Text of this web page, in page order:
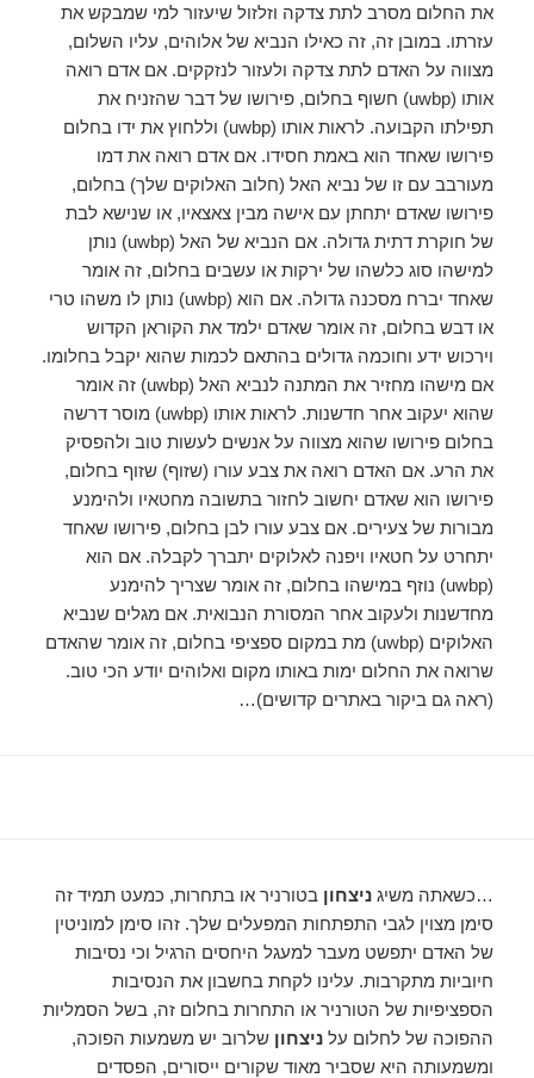
את החלום מסרב לתת צדקה וזלזול שיעזור למי שמבקש את
עזרתו. במובן זה, זה כאילו הנביא של אלוהים, עליו השלום,
מצווה על האדם לתת צדקה ולעזור לנזקקים. אם אדם רואה
אותו (uwbp) חשוף בחלום, פירושו של דבר שהזניח את
תפילתו הקבועה. לראות אותו (uwbp) וללחוץ את ידו בחלום
פירושו שאחד הוא באמת חסידו. אם אדם רואה את דמו
מעורבב עם זו של נביא האל (חלוב האלוקים שלך) בחלום,
פירושו שאדם יתחתן עם אישה מבין צאצאיו, או שנישא לבת
של חוקרת דתית גדולה. אם הנביא של האל (uwbp) נותן
למישהו סוג כלשהו של ירקות או עשבים בחלום, זה אומר
שאחד יברח מסכנה גדולה. אם הוא (uwbp) נותן לו משהו טרי
או דבש בחלום, זה אומר שאדם ילמד את הקוראן הקדוש
וירכוש ידע וחוכמה גדולים בהתאם לכמות שהוא יקבל בחלומו.
אם מישהו מחזיר את המתנה לנביא האל (uwbp) זה אומר
שהוא יעקוב אחר חדשנות. לראות אותו (uwbp) מוסר דרשה
בחלום פירושו שהוא מצווה על אנשים לעשות טוב ולהפסיק
את הרע. אם האדם רואה את צבע עורו (שזוף) שזוף בחלום,
פירושו הוא שאדם יחשוב לחזור בתשובה מחטאיו ולהימנע
מבורות של צעירים. אם צבע עורו לבן בחלום, פירושו שאחד
יתחרט על חטאיו ויפנה לאלוקים יתברך לקבלה. אם הוא
(uwbp) נוזף במישהו בחלום, זה אומר שצריך להימנע
מחדשנות ולעקוב אחר המסורת הנבואית. אם מגלים שנביא
האלוקים (uwbp) מת במקום ספציפי בחלום, זה אומר שהאדם
שרואה את החלום ימות באותו מקום ואלוהים יודע הכי טוב.
(ראה גם ביקור באתרים קדושים)…
…כשאתה משיגניצחון בטורניר או בתחרות, כמעט תמיד זה
סימן מצוין לגבי התפתחות המפעלים שלך. זהו סימן למוניטין
של האדם יתפשט מעבר למעגל היחסים הרגיל וכי נסיבות
חיוביות מתקרבות. עלינו לקחת בחשבון את הנסיבות
הספציפיות של הטורניר או התחרות בחלום זה, בשל הסמליות
ההפוכה של לחלום עלניצחון שלרוב יש משמעות הפוכה,
ומשמעותה היא שסביר מאוד שקורים ייסורים, הפסדים